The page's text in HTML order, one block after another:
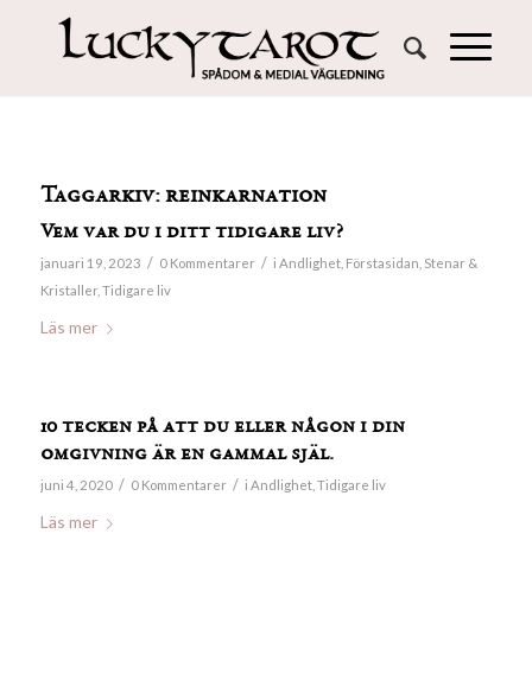
Taggarkiv: reinkarnation
Vem var du i ditt tidigare liv?
januari 19, 2023 / 0 Kommentarer / i Andlighet, Förstasidan Stenar &
Kristaller, Tidigare liv
Läs mer
10 tecken på att du eller någon i din
omgivning är en gammal själ.
juni 4, 2020 / 0 Kommentarer / i Andlighet, Tidigare liv
Läs mer